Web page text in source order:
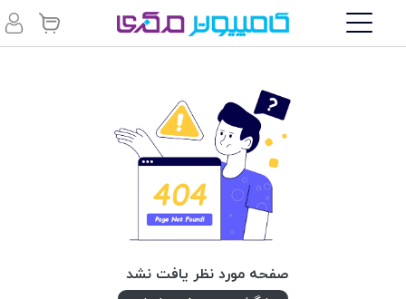
صفحه مورد نظر یافت نشد